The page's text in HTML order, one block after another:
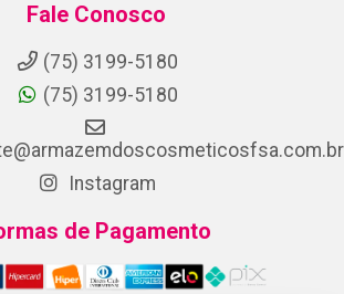
Fale Conosco
(75) 3199-5180
(75) 3199-5180
Instagram
de Pagamento